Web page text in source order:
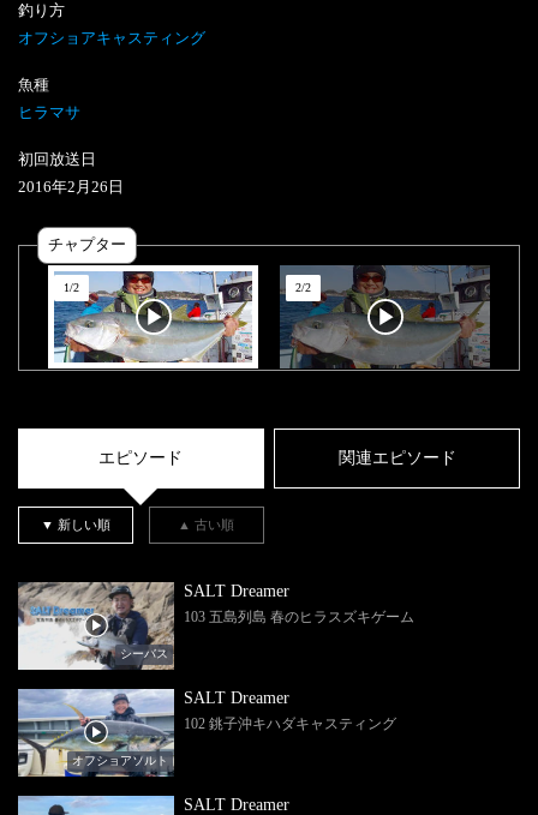
釣り方
オフショアキャスティング
魚種
ヒラマサ
初回放送日
2016年2 月 26 日
チャプター
1/2 2/2
エピソード 関連エピソード
▼ 新しい順 ▲ 古い順
シーバス
SALT Dreamer
103 五島列島 春のヒラスズキゲーム
オフショアソルト
SALT Dreamer
102 銚子沖キハダキャスティング
SALT Dreamer